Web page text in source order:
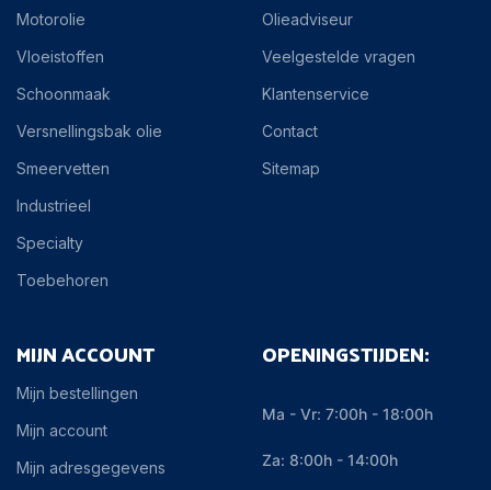
Motorolie
Vloeistoffen
Schoonmaak
Versnellingsbak olie
Smeervetten
Industrieel
Specialty
Toebehoren
Olieadviseur
Veelgestelde vragen
Klantenservice
Contact
Sitemap
MIJN ACCOUNT
Mijn bestellingen
Mijn account
Mijn adresgegevens
OPENINGSTIJDEN:
Ma - Vr: 7:00h - 18:00h
Za: 8:00h - 14:00h